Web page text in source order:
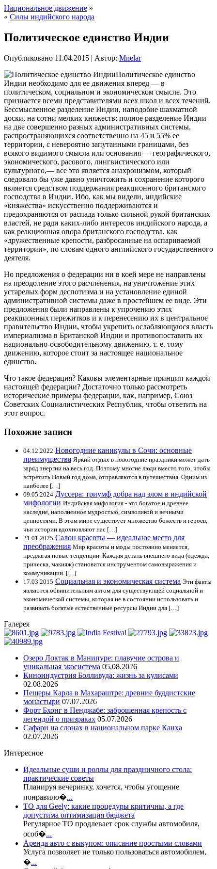
Национальное движение »
« Силы индийского народа
Политическое единство Индии
Опубликовано 11.04.2015 | Автор: Mnelar
Политическое единство
Индии необходимо для ее движения вперед — в
политическом, социальном и экономическом смысле. Это
признается всеми представителями всех школ и всех течений.
Бессмысленное разделение Индии, наподобие шахматной
доски, на сотни мелких княжеств; полное разделение Индии
на две совершенно разных административных системы,
распространяющихся соответственно на 45 и 55% ее
территории, с невероятно запутанными границами, без
всякого видимого смысла или основания — географического,
экономического, расового, лингвистического или
культурного,— все это является анахронизмом, который
следовало бы уже давно уничтожить и сохранение которого
является средством поддержания реакционного британского
господства в Индии. Ибо, как мы видели, индийские
«княжества» искусственно поддерживаются и
предохраняются от распада только сильной рукой британских
властей, не ради каких-либо интересов индийского народа, а
как реакционная опора британского господства, как
«дружественные крепости, разбросанные на оспариваемой
территории», по словам одного английского государственного
деятеля.
Но предложения о федерации ни в коей мере не направлены
на преодоление этого расчленения, на уничтожение этих
устарелых форм деспотизма и на установление единой
административной системы даже в простейшем ее виде. Эти
предложения были направлены к упрочению этих
реакционных пережитков и к перенесению их в центральное
правительство Индии, чтобы укрепить ослабляющуюся власть
империализма в Британской Индии и противопоставить их
национально-освободительному движению, т. е. тому
движению, которое стоит за настоящее национальное
единство.
Что такое федерация? Каковы элементарные принцип каждой
настоящей федерации? Достаточно только рассмотреть
исторические примеры федерации, как, например, Союз
Советских Социалистических Республик, чтобы ответить на
этот вопрос.
Похожие записи
04.12.2022 Новогодние каникулы в Сочи: основные
преимущества Яркий отдых в новогодние праздники может дать
заряд энергии на весь год. Поэтому многие люди вместо того, чтобы
встретить Новый год дома, отправляются в путешествия. Одним из
наиболее […]
09.05.2024 Дуссера: триумф добра над злом в индийской
мифологии Индийская мифология - это богатое и древнее
наследие, наполненное мудростью, символикой и вечными
ценностями. В этом мире существует множество божеств и героев,
чьи истории вдохновляют нас […]
21.01.2025 Салон красоты — идеальное место для
преображения Мир красоты и моды постоянно меняется,
предлагая новые тенденции. Каждая деталь внешнего вида (одежда,
прическа, макияж) становится инструментом самовыражения и
коммуникации. […]
17.03.2015 Социальная и экономическая система Эти факты
являются обвинительным актом для существующей социальной и
экономической системы, которая не в состоянии использовать и
развивать богатые естественные ресурсы Индии для […]
Галерея
Озеро Локтак в Манипуре: плавучие острова и
уникальная экосистема 05.08.2026
Киноиндустрия Болливуда: жизнь за кулисами
02.08.2026
Пещеры Карла в Махараштре: древние буддистские
монастыри 07.07.2026
Форт Бхонг в Пенджабе: заброшенная крепость с
легендой о призраках 05.07.2026
Сафари на слонах в национальном парке Канха
02.07.2026
Интересное
Идеальные суши и роллы для праздничного стола:
практические советы
Планируя вечеринку, хочется, чтобы угощение
понравило�...
ТО для Geely: какие процедуры критичны, а где
допустима оптимизация бюджета
Регулярное ТО продлевает срок службы автомобиля,
особ�...
Аренда авто с выкупом: описание простыми словами
Услуга позволяет не только пользоваться автомобилем,
�...